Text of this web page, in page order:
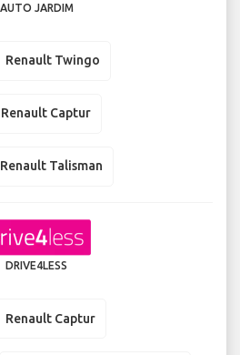
AUTO JARDIM
Renault Twingo
Renault Captur
Renault Talisman
DRIVE4LESS
Renault Captur